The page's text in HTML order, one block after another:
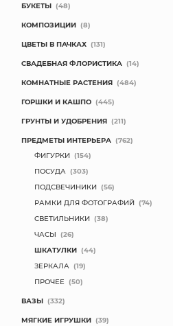
БУКЕТЫ (48)
КОМПОЗИЦИИ (8)
ЦВЕТЫ В ПАЧКАХ (131)
СВАДЕБНАЯ ФЛОРИСТИКА (14)
КОМНАТНЫЕ РАСТЕНИЯ (484)
ГОРШКИ И КАШПО (445)
ГРУНТЫ И УДОБРЕНИЯ (211)
ПРЕДМЕТЫ ИНТЕРЬЕРА (762)
ФИГУРКИ (154)
ПОСУДА (303)
ПОДСВЕЧИНИКИ (56)
РАМКИ ДЛЯ ФОТОГРАФИЙ (74)
СВЕТИЛЬНИКИ (38)
ЧАСЫ (26)
ШКАТУЛКИ (44)
ЗЕРКАЛА (19)
ПРОЧЕЕ (50)
ВАЗЫ (332)
МЯГКИЕ ИГРУШКИ (39)